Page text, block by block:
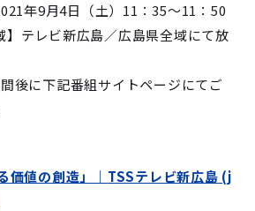
年9月4日（土）11：35～11：50
】テレビ新広島／広島県全域にて放
後に下記番組サイトページにてご
価値の創造」｜ TSSテレビ新広島 (j